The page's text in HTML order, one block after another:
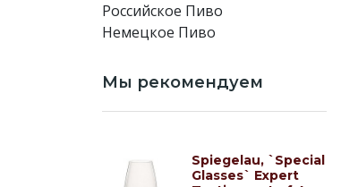
Российское Пиво
Немецкое Пиво
Мы рекомендуем
Spiegelau, `Special
Glasses` Expert